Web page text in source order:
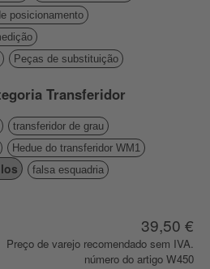
posicionamento
Peças de substituição
Transferidor
transferidor de grau
Hedue do transferidor WM1
falsa esquadria
39,50 €
Preço de varejo recomendado sem IVA.
número do artigo W450